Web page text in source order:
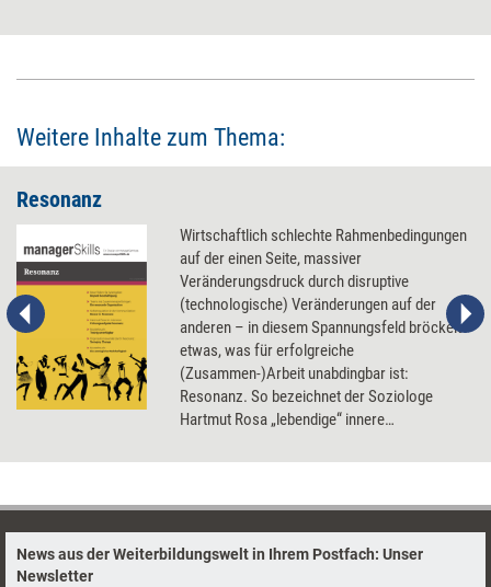
Weitere Inhalte zum Thema:
Resonanz
Wirtschaftlich schlechte Rahmenbedingungen
auf der einen Seite, massiver
Veränderungsdruck durch disruptive
(technologische) Veränderungen auf der
anderen – in diesem Spannungsfeld bröckelt
etwas, was für erfolgreiche
(Zusammen-)Arbeit unabdingbar ist:
Resonanz. So bezeichnet der Soziologe
Hartmut Rosa „lebendige“ innere
sondern auch zwischen Menschen und „ihren“
Ganzes. Denkansätze, Konzepte und
Methoden, um dem Resonanzverlust
entgegenzuwirken und starke Verbindungen
News aus der Weiterbildungswelt in Ihrem Postfach: Unser
Newsletter